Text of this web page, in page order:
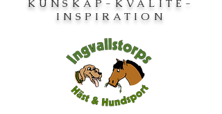
KUNSKAP-KVALITÉ-
INSPIRATION